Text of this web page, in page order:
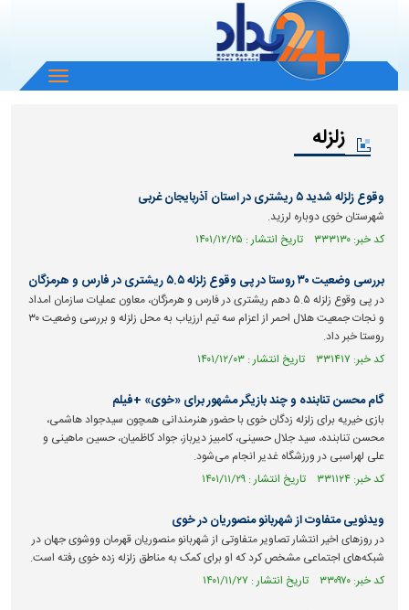
باز
و
زلزله
وقوع زلزله شدید ۵ ریشتری در استان آذربایجان غربی
شهرستان خوی دوباره لرزید.
کد خبر: ۳۳۳۱۳۰ تاریخ انتشار : ۱۴۰۱/۱۲/۲۵
بررسی وضعیت ۳۰ روستا در پی وقوع زلزله ۵.۵ ریشتری در فارس و هرمزگان
در پی وقوع زلزله ۵.۵ دهم ریشتری در فارس و هرمزگان، معاون عملیات سازمان امداد
و نجات جمعیت هلال احمر از اعزام سه تیم ارزیاب به محل زلزله و بررسی وضعیت ۳۰
روستا خبر داد.
کد خبر: ۳۳۱۴۱۷ تاریخ انتشار : ۱۴۰۱/۱۲/۰۳
گام محسن تنابنده و چند بازیگر مشهور برای «خوی» +فیلم
بازی خیریه برای زلزله زدگان خوی با حضور هنرمندانی همچون سیدجواد هاشمی،
محسن تنابنده، سید جلال حسینی، کامبیز دیرباز، جواد کاظمیان، حسین ماهینی و
علی لهراسبی در ورزشگاه غدیر انجام می‌شود.
کد خبر: ۳۳۱۱۲۴ تاریخ انتشار : ۱۴۰۱/۱۱/۲۹
ویدئویی متفاوت از شهربانو منصوریان در خوی
در روز‌های اخیر انتشار تصاویر متفاوتی از شهربانو منصوریان قهرمان ووشوی جهان در
شبکه‌های اجتماعی مشخص کرد که او برای کمک به مناطق زلزله زده خوی رفته است.
کد خبر: ۳۳۰۹۷۰ تاریخ انتشار : ۱۴۰۱/۱۱/۲۷